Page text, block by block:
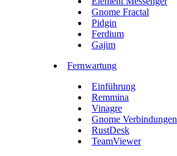
Gnome Fractal
Pidgin
Ferdium
Gajim
Fernwartung
Einführung
Remmina
Vinagre
Gnome Verbindungen
RustDesk
TeamViewer